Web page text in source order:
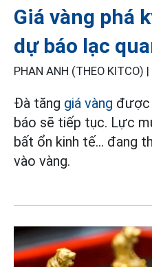
Giá vàng phá
dự báo lạc
PHAN ANH (THEO KITCO) |
Đà tăng giá vàng được
báo sẽ tiếp tục. Lực
bất ổn kinh tế... đang
vào vàng.